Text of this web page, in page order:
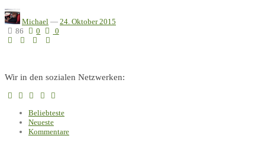
Michael — 24. Oktober 2015
86
0 0
Wir in den sozialen Netzwerken:
Beliebteste
Neueste
Kommentare